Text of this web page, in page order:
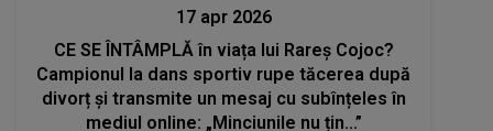
17 apr 2026
CE SE ÎNTÂMPLĂ în viața lui Rareș Cojoc?
Campionul la dans sportiv rupe tăcerea după
divorț și transmite un mesaj cu subînțeles în
mediul online: „Minciunile nu țin...”